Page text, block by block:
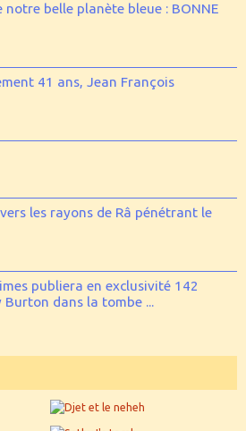
notre belle planète bleue : BONNE
41 ans, Jean François
les rayons de Râ pénétrant le
publiera en exclusivité 142
dans la tombe ...